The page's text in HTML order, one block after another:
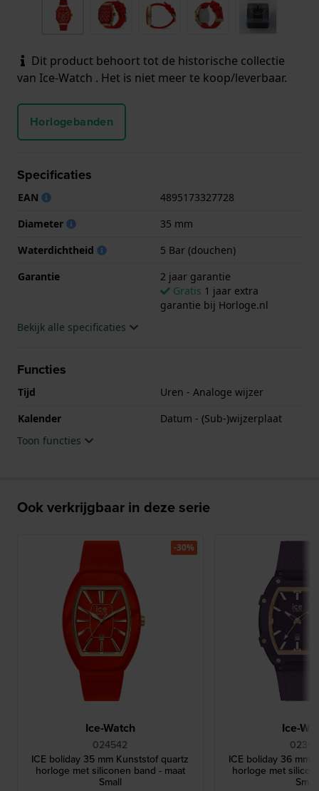
Dit product behoort tot de historische collectie
van Ice-Watch . Het is niet meer te koop/leverbaar.
Horlogebanden
Specificaties
EAN
4895173327728
Diameter
35 mm
Waterdichtheid
5 Bar (douchen)
Garantie
2 jaar garantie
Gratis 1 jaar extra
garantie bij Horloge.nl
Bekijk alle specificaties
Functies
Tijd
Uren - Analoge wijzer
Kalender
Datum - (Sub-)wijzerplaat
Toon functies
Ook verkrijgbaar in deze serie
Ice-Watch
024542
ICE boliday 35 mm Kunststof quartz
horloge met siliconen band - maat
Small
-30%
Ice-
ICE boliday 36 mm
horloge met
Small